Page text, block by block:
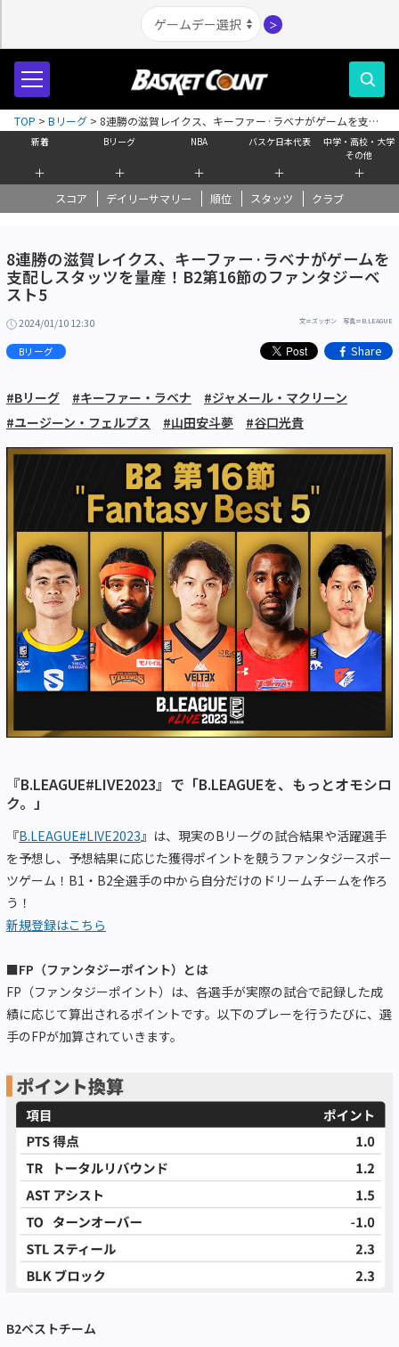
＞
新着
＋
Bリーグ
＋
NBA
＋
バスケ日本代表
＋
中学・高校・大学
その他
＋
スコア デイリーサマリー 順位 スタッツ クラブ
TOP > Bリーグ > 8連勝の滋賀レイクス、キーファー·ラベナがゲームを支配
しスタッツを量産！B2第16節のファンタジーベスト5
8連勝の滋賀レイクス、キーファー·ラベナがゲームを
支配しスタッツを量産！B2第16節のファンタジーベ
スト5
2024/01/10 12:30 文＝ズッボン 写真＝B.LEAGUE
Bリーグ Share
#Bリーグ #キーファー・ラベナ
#ジャメール・マクリーン
#ユージーン・フェルプス
#山田安斗夢 #谷口光貴
『B.LEAGUE#LIVE2023』で「B.LEAGUEを、もっとオモシロ
ク。」
『B.LEAGUE#LIVE2023 』は、現実のBリーグの試合結果や活躍選手
を予想し、予想結果に応じた獲得ポイントを競うファンタジースポー
ツゲーム！B1・B2全選手の中から自分だけのドリームチームを作ろ
う！
新規登録はこちら
■FP（ファンタジーポイント）とは
FP（ファンタジーポイント）は、各選手が実際の試合で記録した成
績に応じて算出されるポイントです。以下のプレーを行うたびに、選
手のFPが加算されていきます。
B2ベストチーム